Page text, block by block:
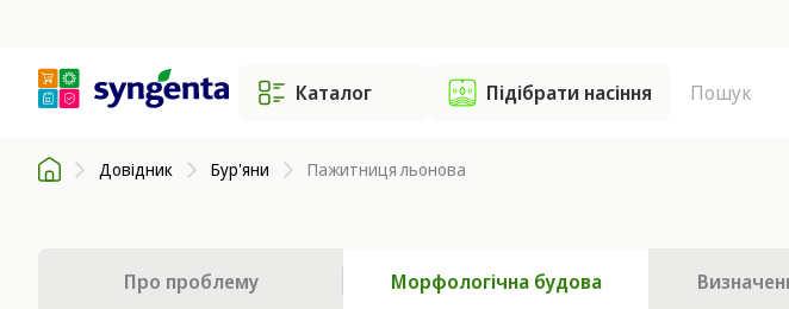
Каталог Підібрати насіння
Довідник Бур'яни Пажитниця льонова
Про проблему Морфологічна будова